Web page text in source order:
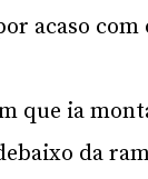
acaso com
que ia
da